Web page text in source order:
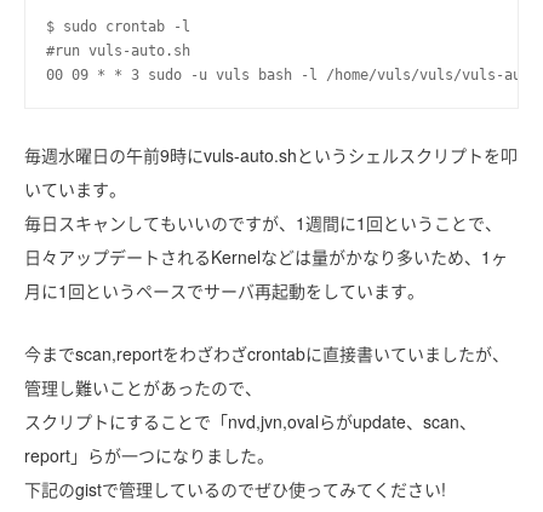
$ sudo crontab -l
#run vuls-auto.sh
毎週水曜日の午前9時にvuls-auto.shというシェルスクリプトを叩
いています。
毎日スキャンしてもいいのですが、1週間に1回ということで、
日々アップデートされるKernelなどは量がかなり多いため、1ヶ
月に1回というペースでサーバ再起動をしています。
今までscan,reportをわざわざcrontabに直接書いていましたが、
管理し難いことがあったので、
スクリプトにすることで「nvd,jvn,ovalらがupdate、scan、
report」らが一つになりました。
下記のgistで管理しているのでぜひ使ってみてください!